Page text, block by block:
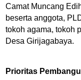
Camat Muncang
beserta anggota,
tokoh agama, tokoh
Desa Girijagabaya.
Prioritas